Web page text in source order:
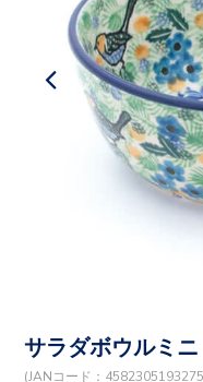
サラダボウルミ
(JANコード：